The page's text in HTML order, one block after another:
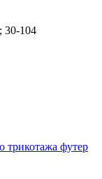
30-104
трикотажа футер